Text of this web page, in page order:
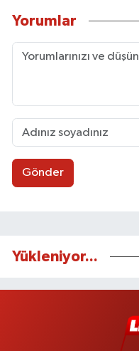
Yorumlar
Gönder
Yükleniyor...